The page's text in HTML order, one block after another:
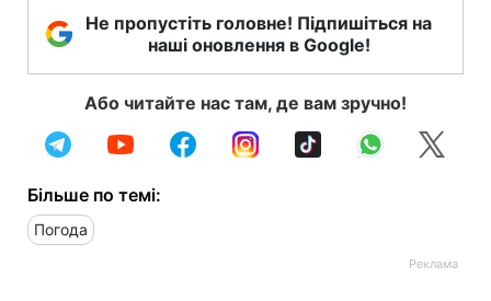
Не пропустіть головне! Підпишіться на
наші оновлення в Google!
Або читайте нас там, де вам зручно!
Більше по темі:
Погода